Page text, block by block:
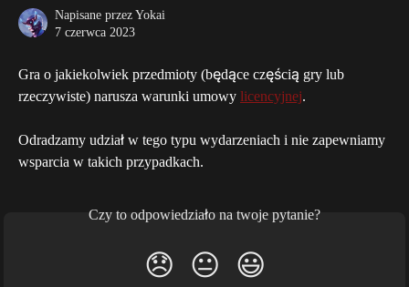
Napisane przez Yokai
7 czerwca 2023
Gra o jakiekolwiek przedmioty (będące częścią gry lub
rzeczywiste) narusza warunki umowy licencyjnej.
Odradzamy udział w tego typu wydarzeniach i nie zapewniamy
wsparcia w takich przypadkach.
Czy to odpowiedziało na twoje pytanie?
😞 😐 😃